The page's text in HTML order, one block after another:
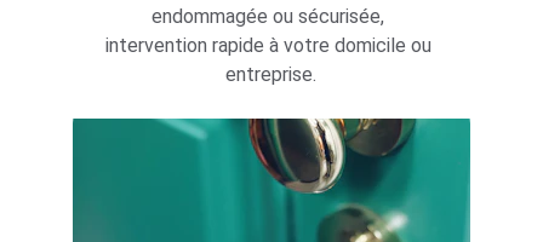
endommagée ou sécurisée,
intervention rapide à votre domicile ou
entreprise.